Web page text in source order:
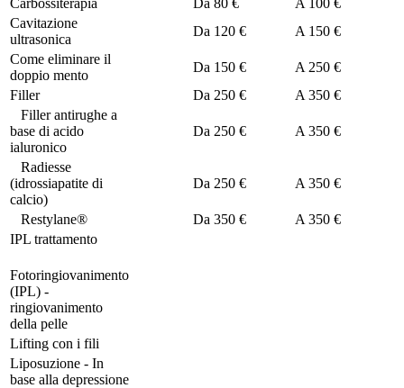
Carbossiterapia
Da 80 € A 100 €
Cavitazione
ultrasonica
Da 120 € A 150 €
Come eliminare il
doppio mento
Da 150 € A 250 €
Filler
Da 250 € A 350 €
Filler antirughe a
base di acido
ialuronico
Da 250 € A 350 €
Radiesse
(idrossiapatite di
calcio)
Da 250 € A 350 €
Restylane® Da 350 € A 350 €
IPL trattamento
Fotoringiovanimento
(IPL) -
ringiovanimento
della pelle
Lifting con i fili
Liposuzione - In
base alla depressione